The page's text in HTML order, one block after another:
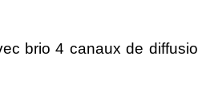
brio 4 canaux de